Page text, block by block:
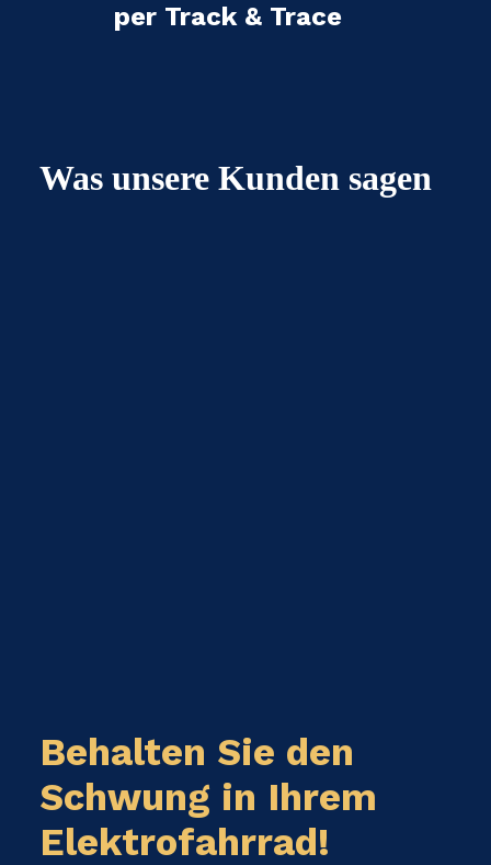
per Track & Trace
Was unsere Kunden sagen
Behalten Sie den
Schwung in Ihrem
Elektrofahrrad!